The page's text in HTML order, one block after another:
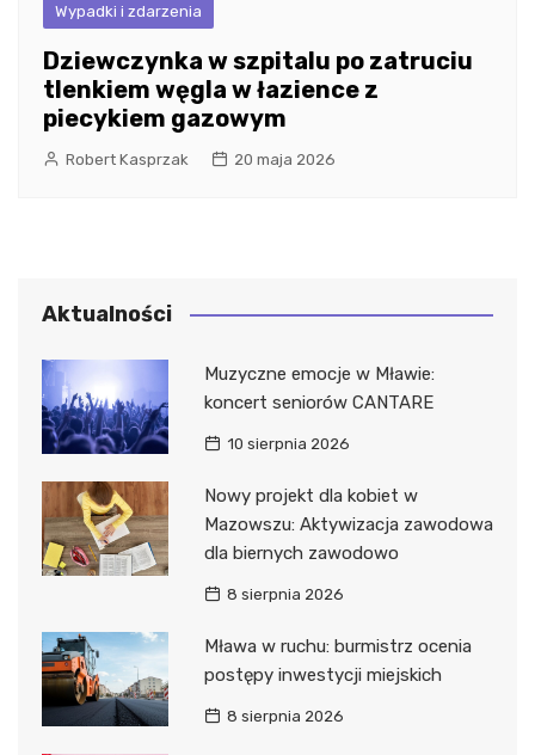
Wypadki i zdarzenia
Dziewczynka w szpitalu po zatruciu
tlenkiem węgla w łazience z
piecykiem gazowym
Robert Kasprzak 20 maja 2026
Aktualności
Muzyczne emocje w Mławie:
koncert seniorów CANTARE
10 sierpnia 2026
Nowy projekt dla kobiet w
Mazowszu: Aktywizacja zawodowa
dla biernych zawodowo
8 sierpnia 2026
Mława w ruchu: burmistrz ocenia
postępy inwestycji miejskich
8 sierpnia 2026